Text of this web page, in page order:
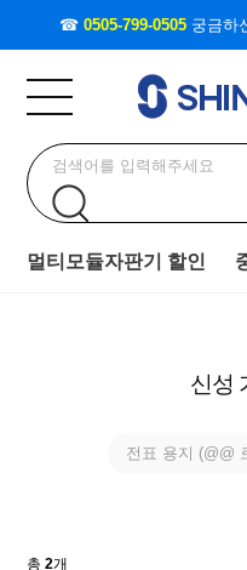
☎ 0505-799-0505 궁금하
멀티모듈자판기 할인
신성
전표 용지 (@@
총2개